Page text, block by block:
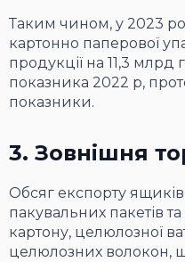
Таким чином, у 2023
картонно паперової
продукції на 11,3
показника 2022 р,
показники.
3. Зовнішня
Обсяг експорту
пакувальних пакетів
картону, целюлозної
целюлозних волокон,